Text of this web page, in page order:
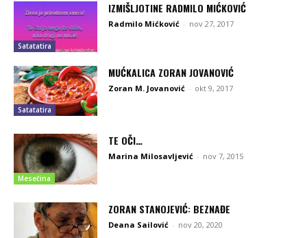
Satatatira
IZMIŠLJOTINE RADMILO MIĆKOVIĆ
Radmilo Mićković - nov 27, 2017
Satatatira
MUĆKALICA ZORAN JOVANOVIĆ
Zoran M. Jovanović - okt 9, 2017
Mesečina
TE OČI…
Marina Milosavljević - nov 7, 2015
ZORAN STANOJEVIĆ: BEZNAĐE
Deana Sailović - nov 20, 2020